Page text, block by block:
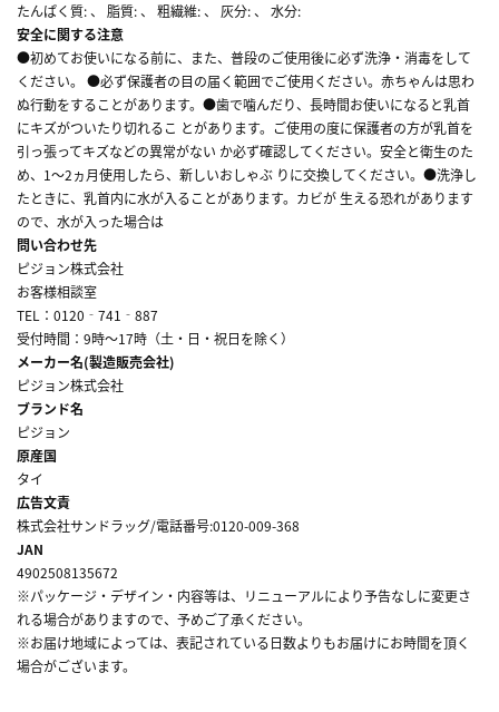
たんぱく質: 、 脂質: 、 粗繊維: 、 灰分: 、 水分:
安全に関する注意
●初めてお使いになる前に、また、普段のご使用後に必ず洗浄・消毒をして
ください。 ●必ず保護者の目の届く範囲でご使用ください。赤ちゃんは思わ
ぬ行動をすることがあります。●歯で噛んだり、長時間お使いになると乳首
にキズがついたり切れるこ とがあります。ご使用の度に保護者の方が乳首を
引っ張ってキズなどの異常がない か必ず確認してください。安全と衛生のた
め、1～2ヵ月使用したら、新しいおしゃぶ りに交換してください。●洗浄し
たときに、乳首内に水が入ることがあります。カビが 生える恐れがあります
ので、水が入った場合は
問い合わせ先
ピジョン株式会社
お客様相談室
TEL：0120‐741‐887
受付時間：9時～17時（土・日・祝日を除く）
メーカー名(製造販売会社)
ピジョン株式会社
ブランド名
ピジョン
原産国
タイ
広告文責
株式会社サンドラッグ/電話番号:0120-009-368
JAN
4902508135672
※パッケージ・デザイン・内容等は、リニューアルにより予告なしに変更さ
れる場合がありますので、予めご了承ください。
※お届け地域によっては、表記されている日数よりもお届けにお時間を頂く
場合がございます。